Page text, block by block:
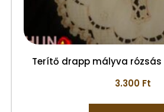
Terítő drapp mályva
3.300 Ft